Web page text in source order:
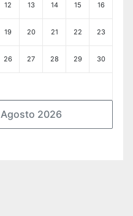
Agosto 2026
12 13 14 15 16
19 20 21 22 23
26 27 28 29 30